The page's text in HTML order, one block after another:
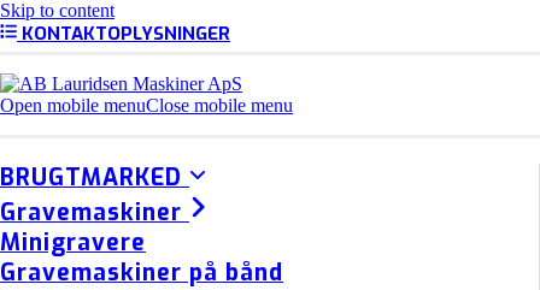
Skip to content
KONTAKTOPLYSNINGER
Open mobile menuClose mobile menu
BRUGTMARKED
Gravemaskiner
Minigravere
Gravemaskiner på bånd